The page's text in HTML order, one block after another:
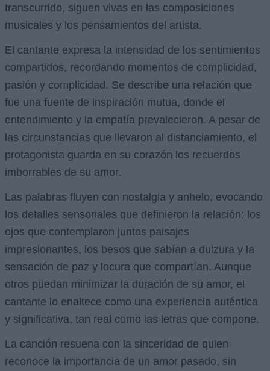
transcurrido, siguen vivas en las composiciones
musicales y los pensamientos del artista.
El cantante expresa la intensidad de los sentimientos
compartidos, recordando momentos de complicidad,
pasión y complicidad. Se describe una relación que
fue una fuente de inspiración mutua, donde el
entendimiento y la empatía prevalecieron. A pesar de
las circunstancias que llevaron al distanciamiento, el
protagonista guarda en su corazón los recuerdos
imborrables de su amor.
Las palabras fluyen con nostalgia y anhelo, evocando
los detalles sensoriales que definieron la relación: los
ojos que contemplaron juntos paisajes
impresionantes, los besos que sabían a dulzura y la
sensación de paz y locura que compartían. Aunque
otros puedan minimizar la duración de su amor, el
cantante lo enaltece como una experiencia auténtica
y significativa, tan real como las letras que compone.
La canción resuena con la sinceridad de quien
reconoce la importancia de un amor pasado, sin